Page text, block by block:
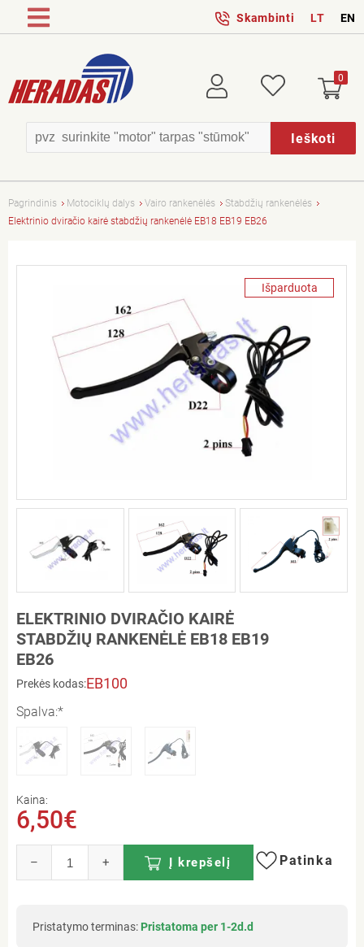
Skambinti LT EN
Ieškoti
Prisijungti Patikusios 0
Pagrindinis Motociklų dalys Vairo rankenėlės
Stabdžių rankenėlės
Elektrinio dviračio kairė stabdžių rankenėlė EB18 EB19 EB26
Išparduota
ELEKTRINIO DVIRAČIO KAIRĖ
STABDŽIŲ RANKENĖLĖ EB18 EB19
EB26
Prekės kodas:EB100
Spalva:*
Kaina:
6,50€
– + Į krepšelį Patinka
Pristatymo terminas: Pristatoma per 1-2d.d